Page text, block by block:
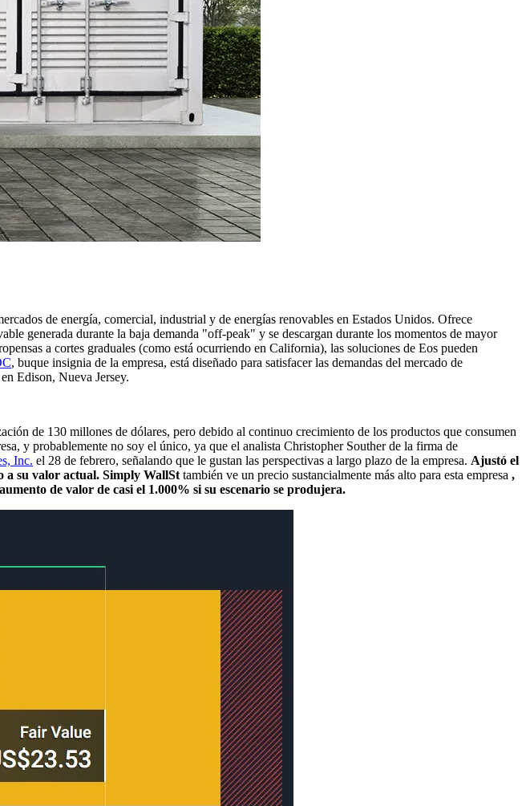
de energía, comercial, industrial y de energías renovables en Estados Unidos. Ofrece
generada durante la baja demanda "off-peak" y se descargan durante los momentos de mayor
a cortes graduales (como está ocurriendo en California), las soluciones de Eos pueden
, buque insignia de la empresa, está diseñado para satisfacer las demandas del mercado de
Edison, Nueva Jersey.
de 130 millones de dólares, pero debido al continuo crecimiento de los productos que consumen
y probablemente no soy el único, ya que el analista Christopher Souther de la firma de
Inc. el 28 de febrero, señalando que le gustan las perspectivas a largo plazo de la empresa. Ajustó el
a su valor actual. Simply WallSt también ve un precio sustancialmente más alto para esta empresa ,
de valor de casi el 1.000% si su escenario se produjera.